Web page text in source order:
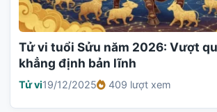
Tử vi tuổi Sửu năm 2026: Vượt
khẳng định bản lĩnh
Tử vi19/12/2025 409 lượt xem